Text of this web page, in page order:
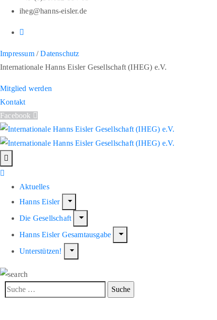
iheg@hanns-eisler.de
Impressum/Datenschutz
Internationale Hanns Eisler Gesellschaft (IHEG) e.V.
Mitglied werden
Kontakt
Facebook
Aktuelles
Hanns Eisler
Die Gesellschaft
Hanns Eisler Gesamtausgabe
Unterstützen!